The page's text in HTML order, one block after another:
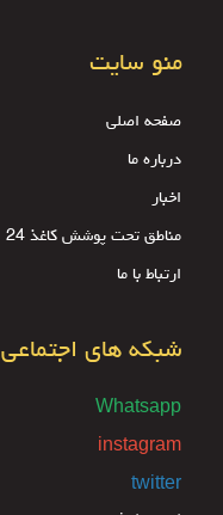
منو سایت
صفحه اصلی
درباره ما
اخبار
مناطق تحت پوشش کاغذ 24
ارتباط با ما
شبکه های اجتماعی
Whatsapp
instagram
twitter